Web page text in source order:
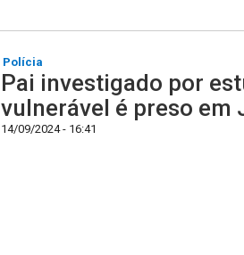
Polícia
Pai investigado por
vulnerável é preso em
14/09/2024 - 16:41